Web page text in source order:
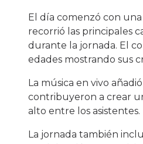
El día comenzó con
recorrió las principales
durante la jornada. El
edades mostrando sus
La música en vivo
contribuyeron a crear
alto entre los asistentes.
La jornada también